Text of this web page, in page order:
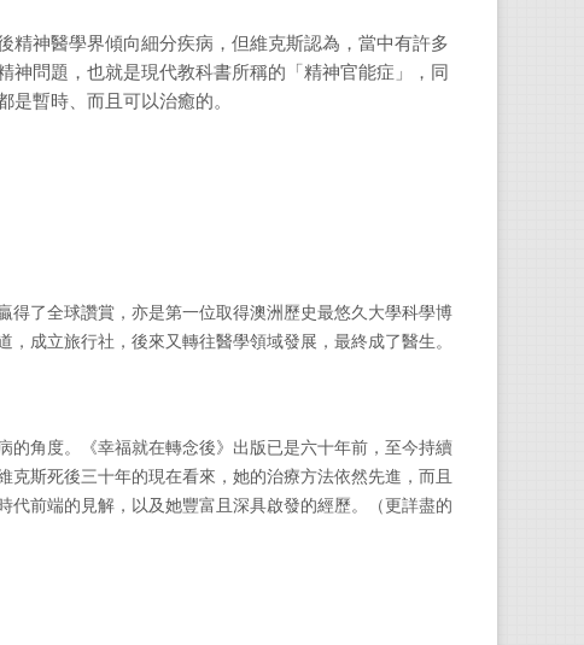
神醫學界傾向細分疾病，但維克斯認為，當中有許多
問題，也就是現代教科書所稱的「精神官能症」，同
是暫時、而且可以治癒的。
得了全球讚賞，亦是第一位取得澳洲歷史最悠久大學科學博
成立旅行社，後來又轉往醫學領域發展，最終成了醫生。
角度。《幸福就在轉念後》出版已是六十年前，至今持續
斯死後三十年的現在看來，她的治療方法依然先進，而且
前端的見解，以及她豐富且深具啟發的經歷。（更詳盡的